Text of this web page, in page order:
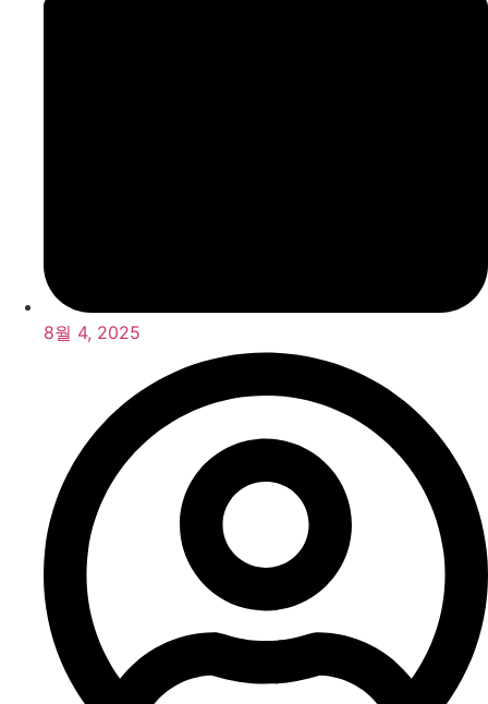
8월 4, 2025